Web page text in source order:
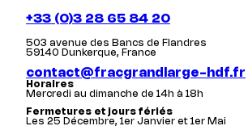
+33 (0)3 28 65 84 20
503 avenue des Bancs de Flandres
59140 Dunkerque, France
contact@fracgrandlarge-hdf.fr
Horaires
Mercredi au dimanche de 14h à 18h
Fermetures et jours fériés
Les 25 Décembre, 1er Janvier et 1er Mai